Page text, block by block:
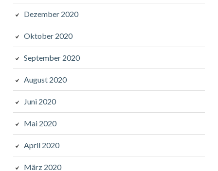
Dezember 2020
Oktober 2020
September 2020
August 2020
Juni 2020
Mai 2020
April 2020
März 2020